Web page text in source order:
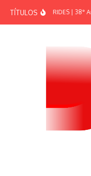
TÍTULOSEFEMÉRIDES | 38°